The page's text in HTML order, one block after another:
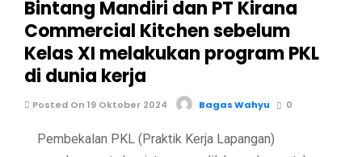
Bintang Mandiri dan PT Kirana
Commercial Kitchen sebelum
Kelas XI melakukan program PKL
di dunia kerja
Posted On 19 Oktober 2024 Bagas Wahyu 0
Pembekalan PKL (Praktik Kerja Lapangan)